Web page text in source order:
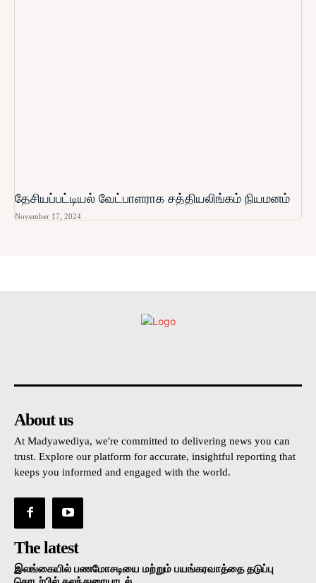
தேசியப்பட்டியல் வேட்பாளராக சத்தியலிங்கம் நியமனம்
November 17, 2024
About us
At Madyawediya, we're committed to delivering news you can
trust. Explore our platform for accurate, insightful reporting that
keeps you informed and engaged with the world.
The latest
இலங்கையில் பணமோசடியை மற்றும் பயங்கரவாத்தை தடுப்பு